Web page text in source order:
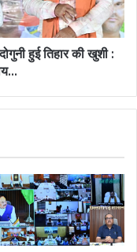
हुई तिहार की खुशी :